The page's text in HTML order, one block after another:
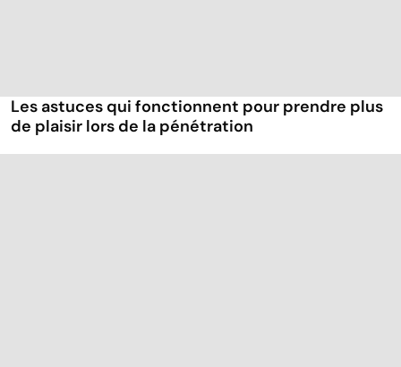
Les astuces qui fonctionnent pour prendre plus
de plaisir lors de la pénétration